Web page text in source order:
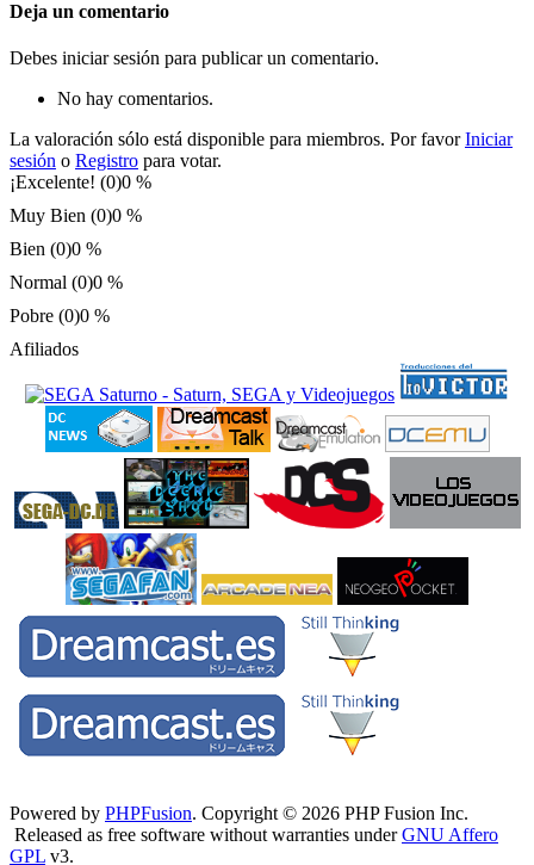
Deja un comentario
Debes iniciar sesión para publicar un comentario.
No hay comentarios.
La valoración sólo está disponible para miembros. Por favorIniciar
sesión o Registro para votar.
¡Excelente! (0)0 %
Muy Bien (0)0 %
Bien (0)0 %
Normal (0)0 %
Pobre (0)0 %
Afiliados
Powered by PHPFusion. Copyright © 2026 PHP Fusion Inc.
Released as free software without warranties underGNU Affero
GPL v3.